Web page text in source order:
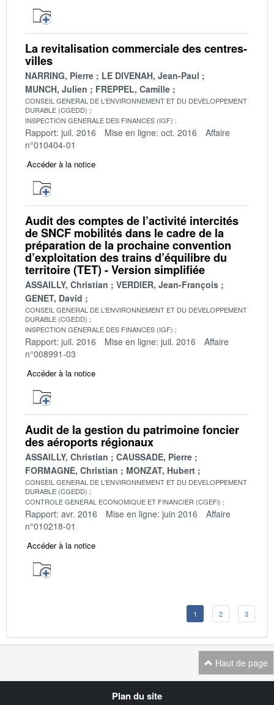
La revitalisation commerciale des centres-
villes
NARRING, Pierre
LE DIVENAH, Jean-Paul
MUNCH, Julien
FREPPEL, Camille
CONSEIL GENERAL DE L'ENVIRONNEMENT ET DU DEVELOPPEMENT
DURABLE (CGEDD)
INSPECTION GENERALE DES FINANCES (IGF)
Rapport: juil. 2016 Mise en ligne: oct. 2016
Affaire
n°010404-01
Accéder à la notice
Audit des comptes de l’activité intercités
de SNCF mobilités dans le cadre de la
préparation de la prochaine convention
d’exploitation des trains d’équilibre du
territoire (TET) - Version simplifiée
ASSAILLY, Christian
VERDIER, Jean-François
GENET, David
CONSEIL GENERAL DE L'ENVIRONNEMENT ET DU DEVELOPPEMENT
DURABLE (CGEDD)
INSPECTION GENERALE DES FINANCES (IGF)
Rapport: juil. 2016 Mise en ligne: juil. 2016
Affaire
n°008991-03
Accéder à la notice
Audit de la gestion du patrimoine foncier
des aéroports régionaux
ASSAILLY, Christian
CAUSSADE, Pierre
FORMAGNE, Christian
MONZAT, Hubert
CONSEIL GENERAL DE L'ENVIRONNEMENT ET DU DEVELOPPEMENT
DURABLE (CGEDD)
CONTROLE GENERAL ECONOMIQUE ET FINANCIER (CGEFi)
Rapport: avr. 2016 Mise en ligne: juin 2016
Affaire
n°010218-01
Accéder à la notice
1 2 3
Haut de page
Plan du site